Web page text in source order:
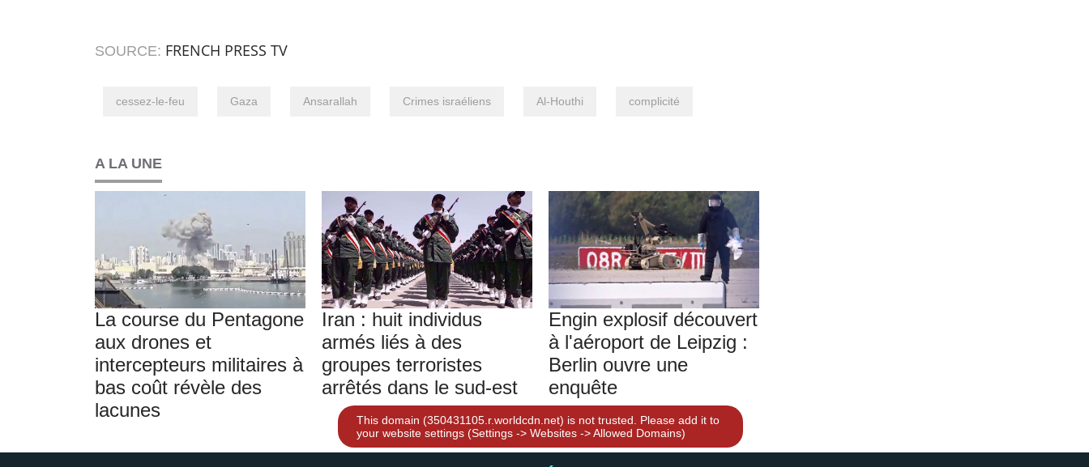
SOURCE: FRENCH PRESS TV
cessez-le-feu Gaza Ansarallah Crimes israéliens Al-Houthi complicité
A LA UNE
La course du Pentagone
aux drones et
intercepteurs militaires à
bas coût révèle des
lacunes
Iran : huit individus
armés liés à des
groupes terroristes
arrêtés dans le sud-est
Engin explosif découvert
à l'aéroport de Leipzig :
Berlin ouvre une
enquête